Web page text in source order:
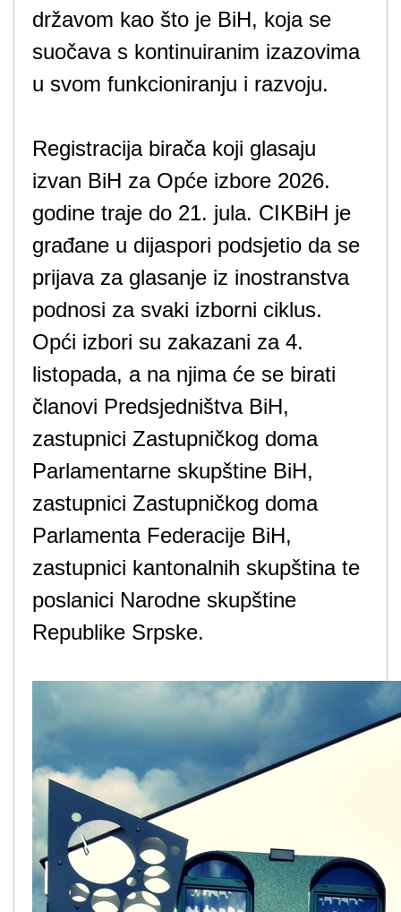
državom kao što je BiH, koja se
suočava s kontinuiranim izazovima
u svom funkcioniranju i razvoju.
Registracija birača koji glasaju
izvan BiH za Opće izbore 2026.
godine traje do 21. jula. CIKBiH je
građane u dijaspori podsjetio da se
prijava za glasanje iz inostranstva
podnosi za svaki izborni ciklus.
Opći izbori su zakazani za 4.
listopada, a na njima će se birati
članovi Predsjedništva BiH,
zastupnici Zastupničkog doma
Parlamentarne skupštine BiH,
zastupnici Zastupničkog doma
Parlamenta Federacije BiH,
zastupnici kantonalnih skupština te
poslanici Narodne skupštine
Republike Srpske.